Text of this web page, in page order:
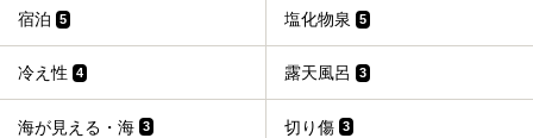
宿泊 5 塩化物泉 5
冷え性 4 露天風呂 3
海が見える・海 3 切り傷 3